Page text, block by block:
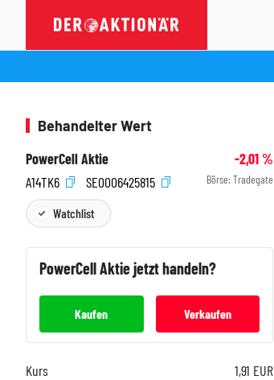
Behandelter Wert
PowerCell Aktie
-2,01%
A14TK6
SE0006425815 Börse: Tradegate
Watchlist
PowerCellAktie jetzt handeln?
Kaufen Verkaufen
Kurs 1,91 EUR